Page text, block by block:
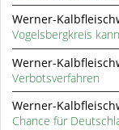
Werner-
Vogelsbergkreis
Werner-
Verbotsverfahren
Werner-
Chance für